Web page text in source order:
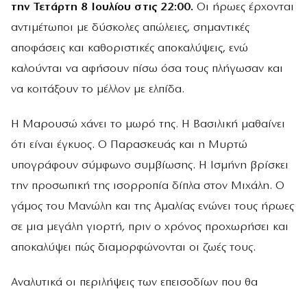
την Τετάρτη 8 Ιουλίου στις 22:00. Οι ήρωες έρχονται
αντιμέτωποι με δύσκολες απώλειες, σημαντικές
αποφάσεις και καθοριστικές αποκαλύψεις, ενώ
καλούνται να αφήσουν πίσω όσα τους πλήγωσαν και
να κοιτάξουν το μέλλον με ελπίδα.
Η Μαρουσώ χάνει το μωρό της. Η Βασιλική μαθαίνει
ότι είναι έγκυος. Ο Παρασκευάς και η Μυρτώ
υπογράφουν σύμφωνο συμβίωσης. Η Ισμήνη βρίσκει
την προσωπική της ισορροπία δίπλα στον Μιχάλη. Ο
γάμος του Μανώλη και της Αμαλίας ενώνει τους ήρωες
σε μια μεγάλη γιορτή, πριν ο χρόνος προχωρήσει και
αποκαλύψει πώς διαμορφώνονται οι ζωές τους.
Αναλυτικά οι περιλήψεις των επεισοδίων που θα